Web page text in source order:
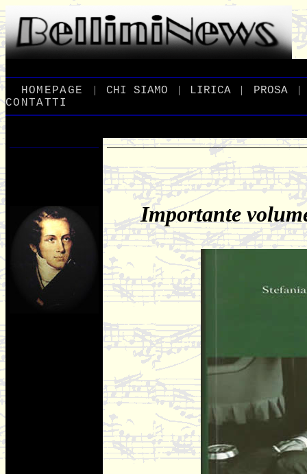
HOMEPAGE | CHI _SIAMO | LIRICA | PROSA_ |
CONTATTI
Importante